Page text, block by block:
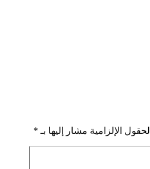
الحقول الإلزامية مشار إليها بـ *